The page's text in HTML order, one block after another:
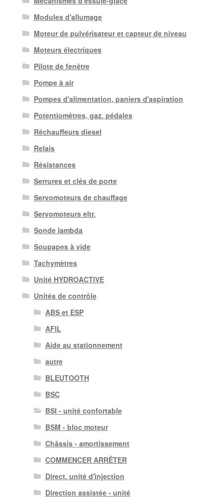
Modules d'allumage
Moteur de pulvérisateur et capteur de niveau
Moteurs électriques
Pilote de fenêtre
Pompe à air
Pompes d'alimentation, paniers d'aspiration
Potentiomètres, gaz. pédales
Réchauffeurs diesel
Relais
Résistances
Serrures et clés de porte
Servomoteurs de chauffage
Servomoteurs eltr.
Sonde lambda
Soupapes à vide
Tachymètres
Unité HYDROACTIVE
Unités de contrôle
ABS et ESP
AFIL
Aide au stationnement
autre
BLEUTOOTH
BSC
BSI - unité confortable
BSM - bloc moteur
Châssis - amortissement
COMMENCER ARRÊTER
Direct. unité d'injection
Direction assistée - unité